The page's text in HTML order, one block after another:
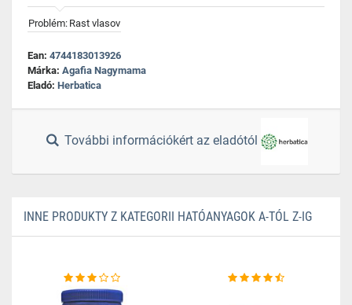
Problém: Rast vlasov
Ean: 4744183013926
Márka: Agafia Nagymama
Eladó: Herbatica
További információkért az eladótól
INNE PRODUKTY Z KATEGORII HATÓANYAGOK A-TÓL Z-IG